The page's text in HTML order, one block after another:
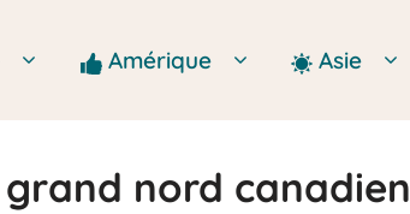
Amérique Asie
nord canadien